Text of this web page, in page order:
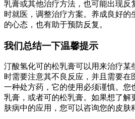
乳膏或其他治疗方法，也可能出现反
时就医，调整治疗方案。养成良好的
的心态，也有助于预防反复。
我们总结一下温馨提示
汀酸氢化可的松乳膏可以用来治疗某
时需要注意其不良反应，并且需要在
一种处方药，它的使用必须谨慎。您
乳膏，或者可的松乳膏。如果想了解
肤病中的应用，您可以咨询您的皮肤